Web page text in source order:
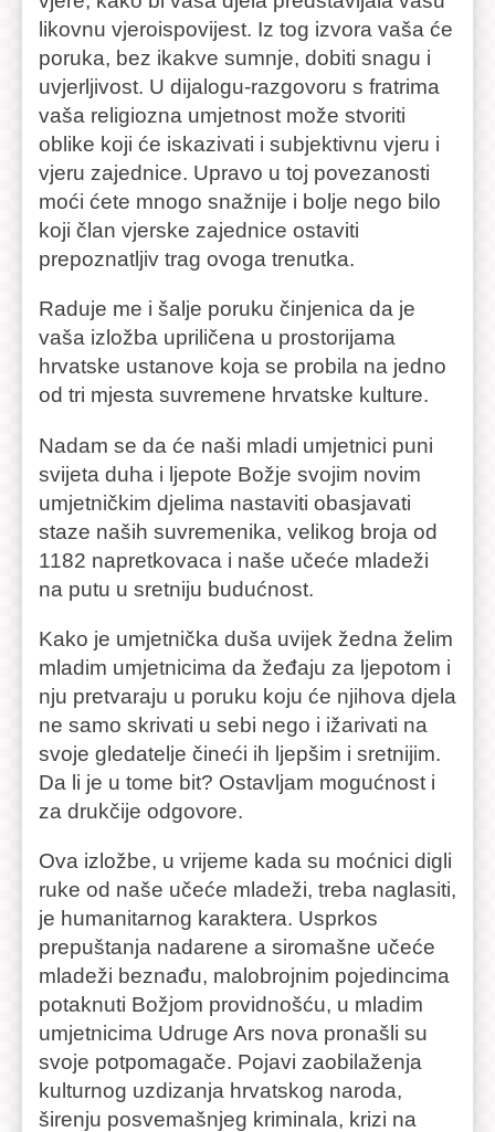
likovnu vjeroispovijest. Iz tog izvora vaša će
poruka, bez ikakve sumnje, dobiti snagu i
uvjerljivost. U dijalogu-razgovoru s fratrima
vaša religiozna umjetnost može stvoriti
oblike koji će iskazivati i subjektivnu vjeru i
vjeru zajednice. Upravo u toj povezanosti
moći ćete mnogo snažnije i bolje nego bilo
koji član vjerske zajednice ostaviti
prepoznatljiv trag ovoga trenutka.
Raduje me i šalje poruku činjenica da je
vaša izložba upriličena u prostorijama
hrvatske ustanove koja se probila na jedno
od tri mjesta suvremene hrvatske kulture.
Nadam se da će naši mladi umjetnici puni
svijeta duha i ljepote Božje svojim novim
umjetničkim djelima nastaviti obasjavati
staze naših suvremenika, velikog broja od
1182 napretkovaca i naše učeće mladeži
na putu u sretniju budućnost.
Kako je umjetnička duša uvijek žedna želim
mladim umjetnicima da žeđaju za ljepotom i
nju pretvaraju u poruku koju će njihova djela
ne samo skrivati u sebi nego i ižarivati na
svoje gledatelje čineći ih ljepšim i sretnijim.
Da li je u tome bit? Ostavljam mogućnost i
za drukčije odgovore.
Ova izložbe, u vrijeme kada su moćnici digli
ruke od naše učeće mladeži, treba naglasiti,
je humanitarnog karaktera. Usprkos
prepuštanja nadarene a siromašne učeće
mladeži beznađu, malobrojnim pojedincima
potaknuti Božjom providnošću, u mladim
umjetnicima Udruge Ars nova pronašli su
svoje potpomagače. Pojavi zaobilaženja
kulturnog uzdizanja hrvatskog naroda,
širenju posvemašnjeg kriminala, krizi na